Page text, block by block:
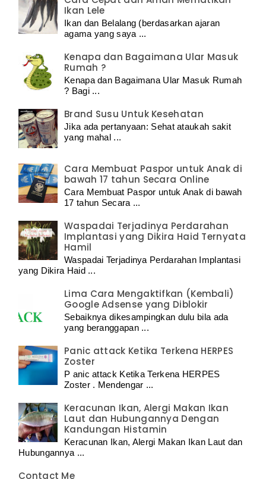
Ikan Lele
Ikan dan Belalang (berdasarkan ajaran
agama yang saya ...
Kenapa dan Bagaimana Ular Masuk
Rumah ?
Kenapa dan Bagaimana Ular Masuk Rumah
? Bagi ...
Brand Susu Untuk Kesehatan
Jika ada pertanyaan: Sehat ataukah sakit
yang mahal ...
Cara Membuat Paspor untuk Anak di
bawah 17 tahun Secara Online
Cara Membuat Paspor untuk Anak di bawah
17 tahun Secara ...
Waspadai Terjadinya Perdarahan
Implantasi yang Dikira Haid Ternyata
Hamil
Waspadai Terjadinya Perdarahan Implantasi
yang Dikira Haid ...
Lima Cara Mengaktifkan (Kembali)
Google Adsense yang Diblokir
Sebaiknya dikesampingkan dulu bila ada
yang beranggapan ...
Panic attack Ketika Terkena HERPES
Zoster
P anic attack Ketika Terkena HERPES
Zoster . Mendengar ...
Keracunan Ikan, Alergi Makan Ikan
Laut dan Hubungannya Dengan
Kandungan Histamin
Keracunan Ikan, Alergi Makan Ikan Laut dan
Hubungannya ...
Contact Me